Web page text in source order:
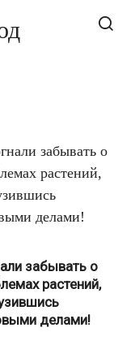
забывать о
растений,
делами!